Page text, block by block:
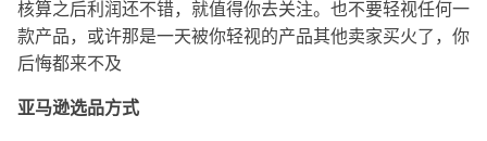
核算之后利润还不错，就值得你去关注。也不要轻视任何一
款产品，或许那是一天被你轻视的产品其他卖家买火了，你
后悔都来不及
亚马逊选品方式